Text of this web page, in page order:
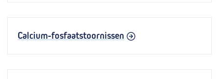
Calcium-fosfaatstoornissen